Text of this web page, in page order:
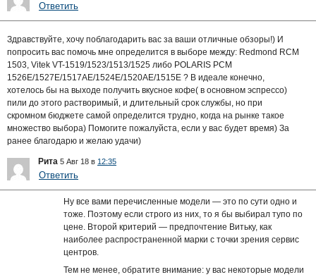
Ответить
Здравствуйте, хочу поблагодарить вас за ваши отличные обзоры!) И
попросить вас помочь мне определится в выборе между: Redmond RCM
1503, Vitek VT-1519/1523/1513/1525 либо POLARIS PCM
1526E/1527E/1517AE/1524E/1520AE/1515E ? В идеале конечно,
хотелось бы на выходе получить вкусное кофе( в основном эспрессо)
пили до этого растворимый, и длительный срок службы, но при
скромном бюджете самой определится трудно, когда на рынке такое
множество выбора) Помогите пожалуйста, если у вас будет время) За
ранее благодарю и желаю удачи)
Рита 5 Авг 18 в 12:35
Ответить
Ну все вами перечисленные модели — это по сути одно и
тоже. Поэтому если строго из них, то я бы выбирал тупо по
цене. Второй критерий — предпочтение Витьку, как
наиболее распространенной марки с точки зрения сервис
центров.
Тем не менее, обратите внимание: у вас некоторые модели